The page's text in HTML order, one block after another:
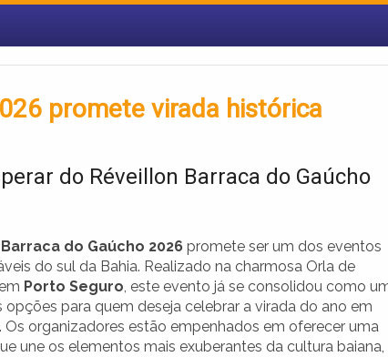
promete virada histórica
do Réveillon Barraca do Gaúcho
do Gaúcho 2026 promete ser um dos eventos
do sul da Bahia. Realizado na charmosa Orla de
Porto Seguro, este evento já se consolidou como
opções para quem deseja celebrar a virada do ano em
Os organizadores estão empenhados em oferecer uma
une os elementos mais exuberantes da cultura baiana,